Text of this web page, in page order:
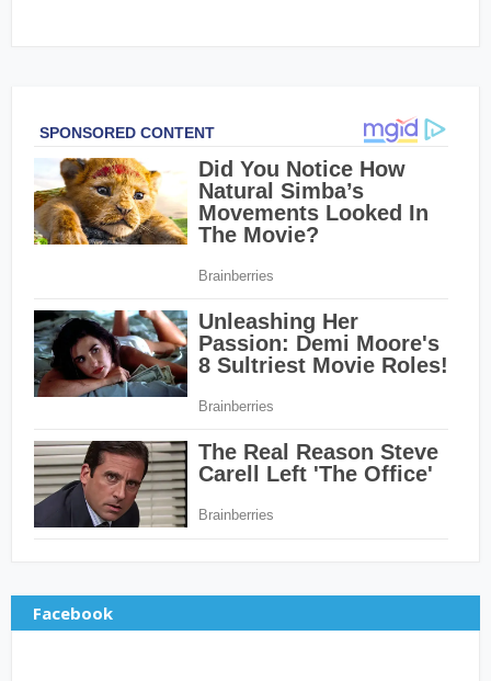
Facebook